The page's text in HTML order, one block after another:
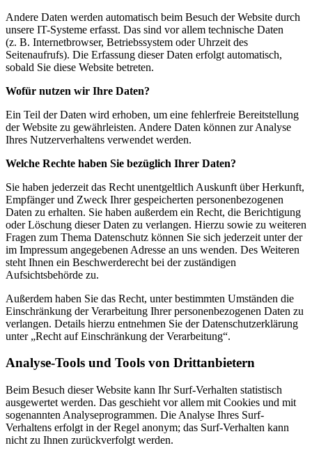
Andere Daten werden automatisch beim Besuch der Website durch
unsere IT-Systeme erfasst. Das sind vor allem technische Daten
(z. B. Internetbrowser, Betriebssystem oder Uhrzeit des
Seitenaufrufs). Die Erfassung dieser Daten erfolgt automatisch,
sobald Sie diese Website betreten.
Wofür nutzen wir Ihre Daten?
Ein Teil der Daten wird erhoben, um eine fehlerfreie Bereitstellung
der Website zu gewährleisten. Andere Daten können zur Analyse
Ihres Nutzerverhaltens verwendet werden.
Welche Rechte haben Sie bezüglich Ihrer Daten?
Sie haben jederzeit das Recht unentgeltlich Auskunft über Herkunft,
Empfänger und Zweck Ihrer gespeicherten personenbezogenen
Daten zu erhalten. Sie haben außerdem ein Recht, die Berichtigung
oder Löschung dieser Daten zu verlangen. Hierzu sowie zu weiteren
Fragen zum Thema Datenschutz können Sie sich jederzeit unter der
im Impressum angegebenen Adresse an uns wenden. Des Weiteren
steht Ihnen ein Beschwerderecht bei der zuständigen
Aufsichtsbehörde zu.
Außerdem haben Sie das Recht, unter bestimmten Umständen die
Einschränkung der Verarbeitung Ihrer personenbezogenen Daten zu
verlangen. Details hierzu entnehmen Sie der Datenschutzerklärung
unter „Recht auf Einschränkung der Verarbeitung“.
Analyse-Tools und Tools von Drittanbietern
Beim Besuch dieser Website kann Ihr Surf-Verhalten statistisch
ausgewertet werden. Das geschieht vor allem mit Cookies und mit
sogenannten Analyseprogrammen. Die Analyse Ihres Surf-
Verhaltens erfolgt in der Regel anonym; das Surf-Verhalten kann
nicht zu Ihnen zurückverfolgt werden.